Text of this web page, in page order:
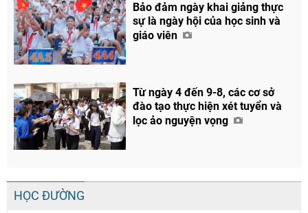
Bảo đảm ngày khai giảng thực
sự là ngày hội của học sinh và
giáo viên
Từ ngày 4 đến 9-8, các cơ sở
đào tạo thực hiện xét tuyển và
lọc ảo nguyện vọng
HỌC ĐƯỜNG